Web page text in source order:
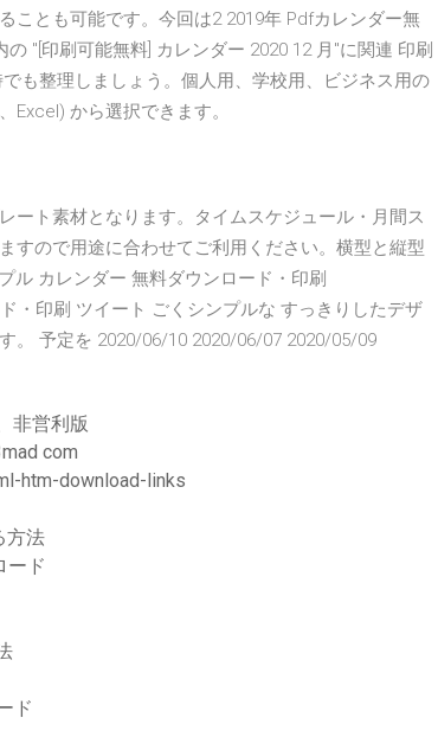
ことも可能です。今回は2 2019年 Pdfカレンダー無
"[印刷可能無料] カレンダー 2020 12 月"に関連 印刷
も整理しましょう。個人用、学校用、ビジネス用の
Excel) から選択できます。
ート素材となります。タイムスケジュール・月間ス
すので用途に合わせてご利用ください。横型と縦型
ル カレンダー 無料ダウンロード・印刷
・印刷 ツイート ごくシンプルな すっきりしたデザ
。 予定を 2020/06/10 2020/06/07 2020/05/09
非営利版
com
htm-download-links
方法
ード
ド